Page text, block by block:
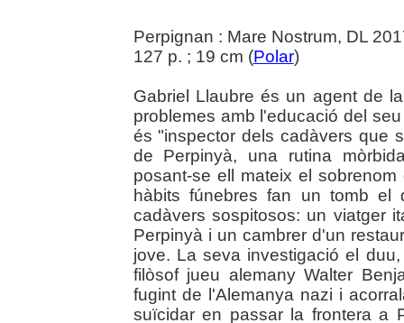
Perpignan : Mare Nostrum, DL
127 p. ; 19 cm (Polar)
Gabriel Llaubre és un agent de
problemes amb l'educació del
és "inspector dels cadàvers que
de Perpinyà, una rutina
posant-se ell mateix el
hàbits fúnebres fan un tomb
cadàvers sospitosos: un viatger
Perpinyà i un cambrer d'un
jove. La seva investigació el
filòsof jueu alemany Walter
fugint de l'Alemanya nazi i
suïcidar en passar la frontera a